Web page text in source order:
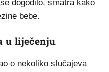
dogodilo, smatra kako
bebe.
u liječenju
o nekoliko slučajeva